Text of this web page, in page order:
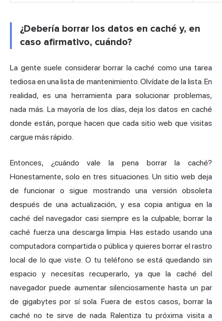
¿Debería borrar los datos en caché y, en
caso afirmativo, cuándo?
La gente suele considerar borrar la caché como una tarea
tediosa en una lista de mantenimiento. Olvídate de la lista. En
realidad, es una herramienta para solucionar problemas,
nada más. La mayoría de los días, deja los datos en caché
donde están, porque hacen que cada sitio web que visitas
cargue más rápido.
Entonces, ¿cuándo vale la pena borrar la caché?
Honestamente, solo en tres situaciones. Un sitio web deja
de funcionar o sigue mostrando una versión obsoleta
después de una actualización, y esa copia antigua en la
caché del navegador casi siempre es la culpable; borrar la
caché fuerza una descarga limpia. Has estado usando una
computadora compartida o pública y quieres borrar el rastro
local de lo que viste. O tu teléfono se está quedando sin
espacio y necesitas recuperarlo, ya que la caché del
navegador puede aumentar silenciosamente hasta un par
de gigabytes por sí sola. Fuera de estos casos, borrar la
caché no te sirve de nada. Ralentiza tu próxima visita a